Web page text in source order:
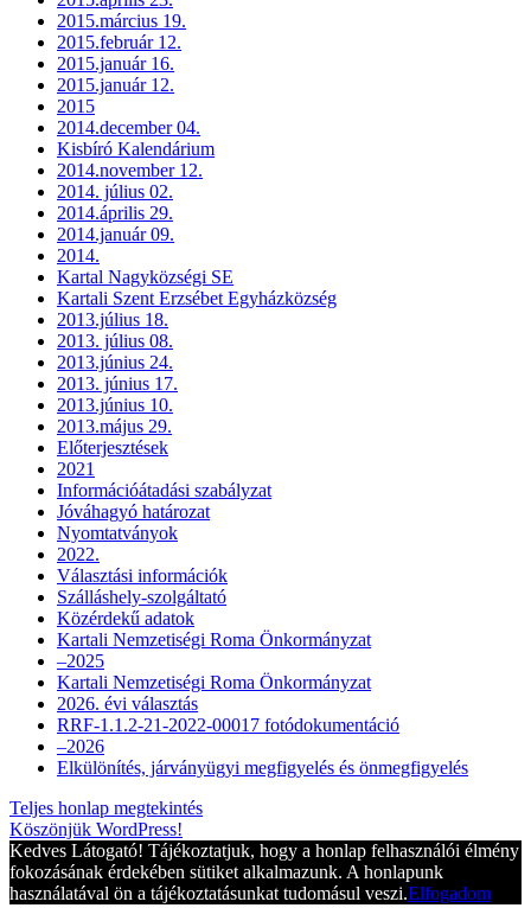
2015.március 19.
2015.február 12.
2015.január 16.
2015.január 12.
2015
2014.december 04.
Kisbíró Kalendárium
2014.november 12.
2014. július 02.
2014.április 29.
2014.január 09.
2014.
Kartal Nagyközségi SE
Kartali Szent Erzsébet Egyházközség
2013.július 18.
2013. július 08.
2013.június 24.
2013. június 17.
2013.június 10.
2013.május 29.
Előterjesztések
2021
Információátadási szabályzat
Jóváhagyó határozat
Nyomtatványok
2022.
Választási információk
Szálláshely-szolgáltató
Közérdekű adatok
Kartali Nemzetiségi Roma Önkormányzat
–2025
Kartali Nemzetiségi Roma Önkormányzat
2026. évi választás
RRF-1.1.2-21-2022-00017 fotódokumentáció
–2026
Elkülönítés, járványügyi megfigyelés és önmegfigyelés
Teljes honlap megtekintés
Köszönjük WordPress!
Kedves Látogató! Tájékoztatjuk, hogy a honlap felhasználói élmény
fokozásának érdekében sütiket alkalmazunk. A honlapunk
használatával ön a tájékoztatásunkat tudomásul veszi.Elfogadom